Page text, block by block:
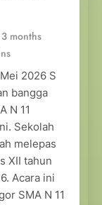
3 months
2026 S
bangga
N 11
Sekolah
melepas
XII tahun
Acara ini
SMA N 11